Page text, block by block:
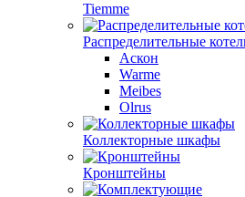
Tiemme
Распределительные
Аскон
Warme
Meibes
Olrus
Коллекторные шкафы
Кронштейны